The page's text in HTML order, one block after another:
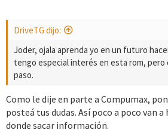
DriveTG dijo:
Joder, ojala aprenda yo en un futuro
tengo especial interés en esta rom, pero
paso.
Como le dije en parte a Compumax,
posteá tus dudas. Así poco a poco van
donde sacar información.